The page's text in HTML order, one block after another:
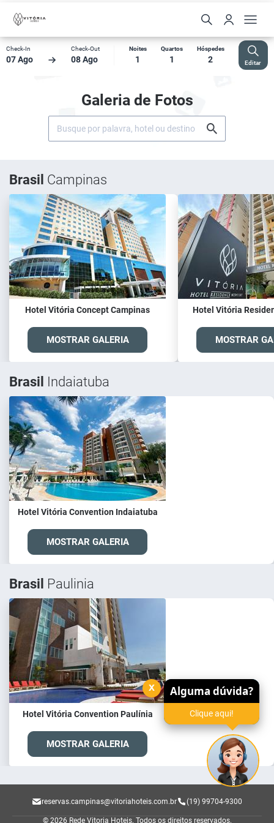
Check-In
07 Ago
Check-Out
08 Ago
Noites
1
Quartos
1
Hóspedes
2 Editar
Galeria de Fotos
Brasil Campinas
Hotel Vitória Concept Campinas
MOSTRAR GALERIA
Hotel Vitória
MOSTRAR
Brasil Indaiatuba
Hotel Vitória Convention Indaiatuba
MOSTRAR GALERIA
Brasil Paulinia
Hotel Vitória Convention Paulínia
MOSTRAR GALERIA
reservas.campinas@vitoriahoteis.com.br (19) 99704-9300
© 2026 Rede Vitoria Hoteis. Todos os direitos reservados.
Alguma dúvida?
Clique aqui!
x